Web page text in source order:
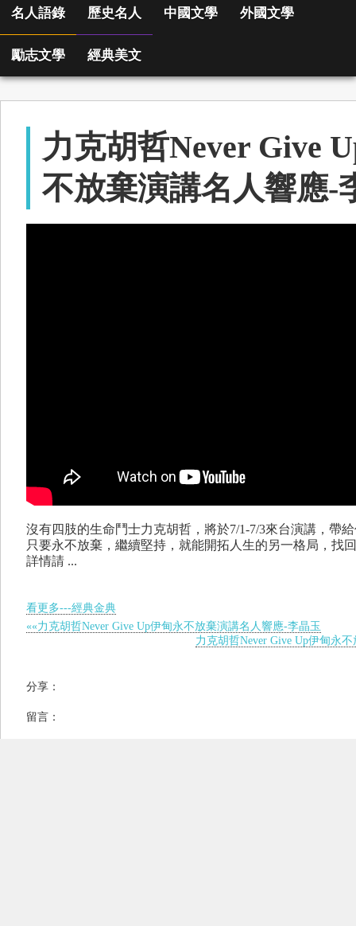
名人語錄 歷史名人 中國文學 外國文學
勵志文學 經典美文
力克胡哲Never Give
不放棄演講名人響應-
沒有四肢的生命鬥士力克胡哲，將於7/1-7/3來台演講，帶
只要永不放棄，繼續堅持，就能開拓人生的另一格局，找
詳情請 ...
看更多---經典金典
««力克胡哲Never Give Up伊甸永不放棄演講名人響應-李晶玉
力克胡哲Never Give Up伊甸永
分享：
留言：